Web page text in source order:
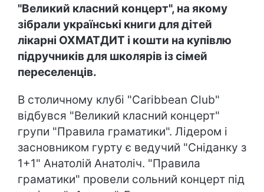
"Великий класний концерт", на якому
зібрали українські книги для дітей
лікарні ОХМАТДИТ і кошти на купівлю
підручників для школярів із сімей
переселенців.
В столичному клубі "Саribbean Club"
відбувся "Великий класний концерт"
групи "Правила граматики". Лідером і
засновником гурту є ведучий "Сніданку з
1+1" Анатолій Анатоліч. "Правила
граматики" провели сольний концерт під